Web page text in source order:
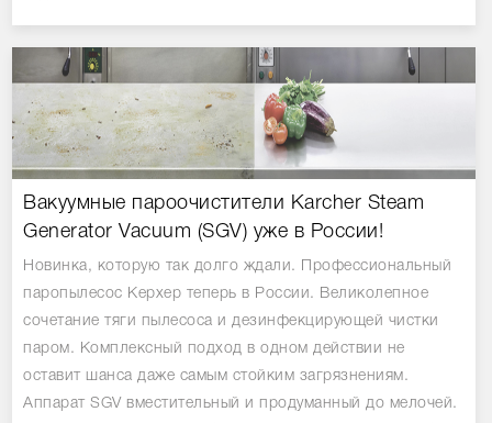
Вакуумные пароочистители Karcher Steam
Generator Vacuum (SGV) уже в России!
Новинка, которую так долго ждали. Профессиональный
паропылесос Керхер теперь в России. Великолепное
сочетание тяги пылесоса и дезинфекцирующей чистки
паром. Комплексный подход в одном действии не
оставит шанса даже самым стойким загрязнениям.
Аппарат SGV вместительный и продуманный до мелочей.